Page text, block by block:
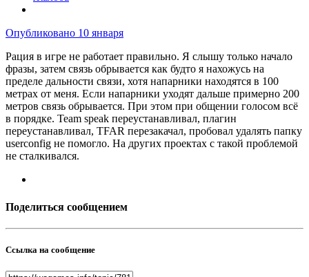
Опубликовано 10 января
Рация в игре не работает правильно. Я слышу только начало
фразы, затем связь обрывается как будто я нахожусь на
пределе дальности связи, хотя напарники находятся в 100
метрах от меня. Если напарники уходят дальше примерно 200
метров связь обрывается. При этом при общении голосом всё
в порядке. Team speak переустанавливал, плагин
переустанавливал, TFAR перезакачал, пробовал удалять папку
userconfig не помогло. На других проектах с такой проблемой
не сталкивался.
Поделиться сообщением
Ссылка на сообщение